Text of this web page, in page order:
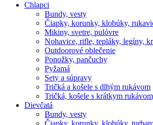
Chlapci
Bundy, vesty
Čiapky, korunky, klobúky,
Mikiny, svetre, pulóvre
Nohavice, rifle, tepláky, legíny,
Outdoorové oblečenie
Ponožky, pančuchy
Pyžamá
Sety a súpravy
Tričká a košele s dlhým rukávom
Tričká, košele s krátkym
Dievčatá
Bundy, vesty